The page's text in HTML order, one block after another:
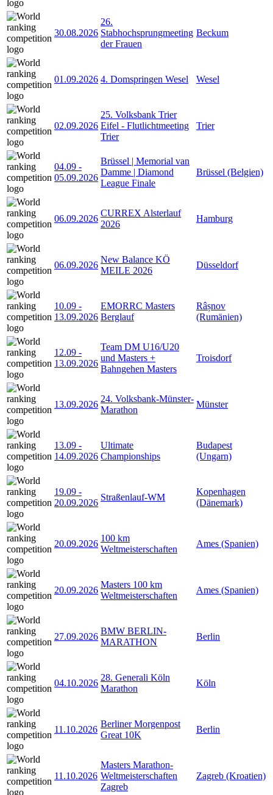
30.08.2026
26.
Stabhochsprungmeeting
der Frauen
Beckum
01.09.2026 4. Domspringen Wesel Wesel
02.09.2026
25. Volksbank Trier
Eifel - Flutlichtmeeting
Trier
Trier
04.09 -
05.09.2026
Brüssel | Memorial van
Damme | Diamond
League Finale
Brüssel (Belgien)
06.09.2026
CURREX Alsterlauf
2026
Hamburg
06.09.2026
New Balance KÖ
MEILE 2026
Düsseldorf
10.09 -
13.09.2026
EMORRC Masters
Berglauf
Râșnov
(Rumänien)
12.09 -
13.09.2026
Team DM U16/U20
und Masters +
Bahngehen Masters
Troisdorf
13.09.2026
24. Volksbank-Münster-
Marathon
Münster
13.09 -
14.09.2026
Ultimate
Championships
Budapest
(Ungarn)
19.09 -
20.09.2026
Straßenlauf-WM
Kopenhagen
(Dänemark)
20.09.2026
100 km
Weltmeisterschaften
Ames (Spanien)
20.09.2026
Masters 100 km
Weltmeisterschaften
Ames (Spanien)
27.09.2026
BMW BERLIN-
MARATHON
Berlin
04.10.2026
28. Generali Köln
Marathon
Köln
11.10.2026
Berliner Morgenpost
Great 10K
Berlin
11.10.2026
Masters Marathon-
Weltmeisterschaften
Zagreb
Zagreb (Kroatien)